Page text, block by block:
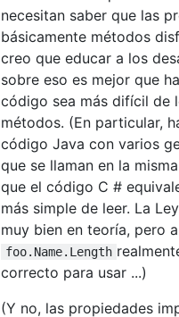
necesitan saber que las
básicamente métodos
creo que educar a los
sobre eso es mejor que
código sea más difícil de
métodos. (En particular,
código Java con varios
que se llaman en la
que el código C #
más simple de leer. La
muy bien en teoría, pero
foo.Name.Length
correcto para usar ...)
(Y no, las propiedades